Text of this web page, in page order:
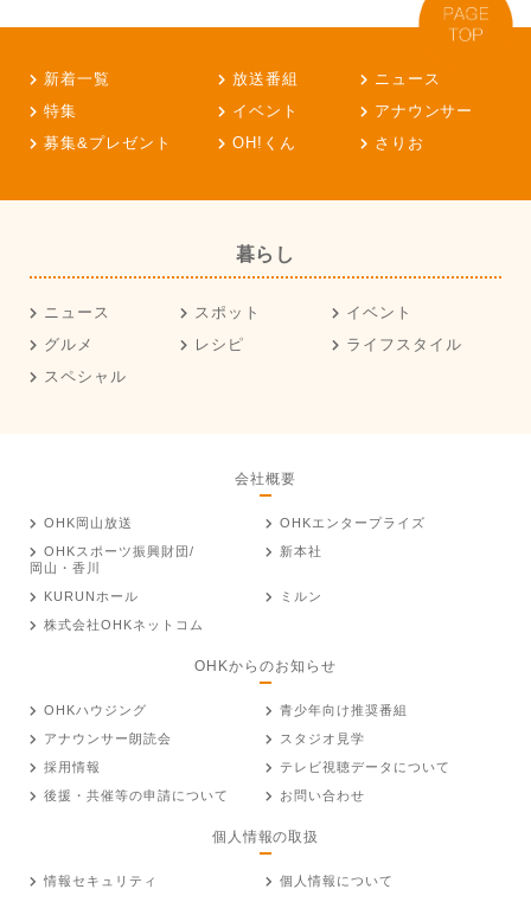
新着一覧 放送番組
ニュース
特集
イベント
アナウンサー
募集&プレゼント
OH!くん さりお
暮らし
ニュース スポット
イベント
グルメ
レシピ
ライフスタイル
スペシャル
会社概要
OHK岡山放送
OHKエンタープライズ
OHKスポーツ振興財団/
岡山・香川
新本社
KURUNホール
ミルン
株式会社OHKネットコム
OHKからのお知らせ
OHKハウジング
青少年向け推奨番組
アナウンサー朗読会
スタジオ見学
採用情報
テレビ視聴データについて
後援・共催等の申請について
お問い合わせ
個人情報の取扱
情報セキュリティ
個人情報について